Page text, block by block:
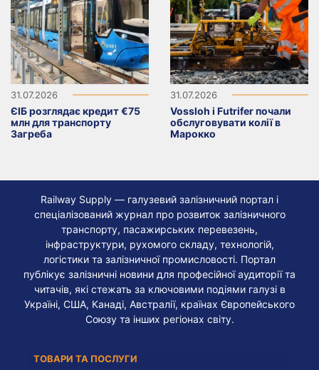
31.07.2026
ЄІБ розглядає кредит €75
млн для транспорту
Загреба
31.07.2026
Vossloh і Futrifer почали
обслуговувати колії в
Марокко
Railway Supply — галузевий залізничний портал і
спеціалізований журнал про розвиток залізничного
транспорту, пасажирських перевезень,
інфраструктури, рухомого складу, технологій,
логістики та залізничної промисловості. Портал
публікує залізничні новини для професійної аудиторії та
читачів, які стежать за ключовими подіями галузі в
Україні, США, Канаді, Австралії, країнах Європейського
Союзу та інших регіонах світу.
ТОВАРИ ТА ПОСЛУГИ